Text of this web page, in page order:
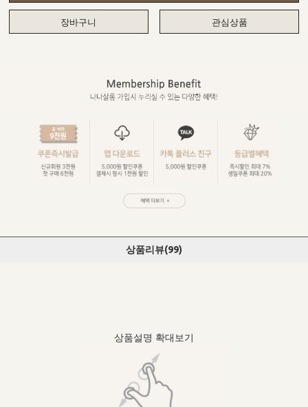
장바구니 관심상품
상품리뷰(99)
상품설명 확대보기